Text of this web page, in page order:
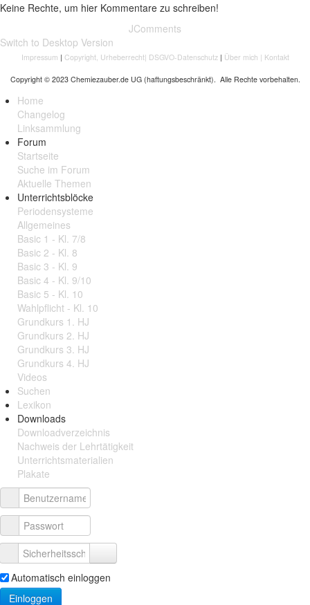
Keine Rechte, um hier Kommentare zu schreiben!
JComments
Switch to Desktop Version
Impressum | Copyright, Urheberrecht| DSGVO-Datenschutz| Über mich | Kontakt
Copyright © 2023 Chemiezauber.de UG (haftungsbeschränkt). Alle Rechte vorbehalten.
Home
Changelog
Linksammlung
Forum
Startseite
Suche im Forum
Aktuelle Themen
Unterrichtsblöcke
Periodensysteme
Allgemeines
Basic 1 - Kl. 7/8
Basic 2 - Kl. 8
Basic 3 - Kl. 9
Basic 4 - Kl. 9/10
Basic 5 - Kl. 10
Wahlpflicht - Kl. 10
Grundkurs 1. HJ
Grundkurs 2. HJ
Grundkurs 3. HJ
Grundkurs 4. HJ
Videos
Suchen
Lexikon
Downloads
Downloadverzeichnis
Nachweis der Lehrtätigkeit
Unterrichtsmaterialien
Plakate
Automatisch einloggen
Einloggen